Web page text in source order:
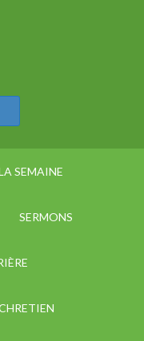
SEMAINE
SERMONS